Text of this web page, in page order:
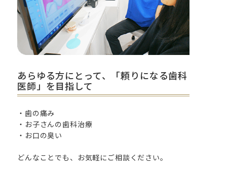
あらゆる方にとって、「頼りになる歯科
医師」を目指して
・歯の痛み
・お子さんの歯科治療
・お口の臭い
どんなことでも、お気軽にご相談ください。